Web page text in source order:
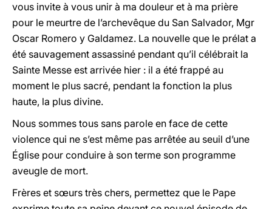
vous invite à vous unir à ma douleur et à ma prière
pour le meurtre de l’archevêque du San Salvador, Mgr
Oscar Romero y Galdamez. La nouvelle que le prélat a
été sauvagement assassiné pendant qu’il célébrait la
Sainte Messe est arrivée hier : il a été frappé au
moment le plus sacré, pendant la fonction la plus
haute, la plus divine.
Nous sommes tous sans parole en face de cette
violence qui ne s’est même pas arrêtée au seuil d’une
Église pour conduire à son terme son programme
aveugle de mort.
Frères et sœurs très chers, permettez que le Pape